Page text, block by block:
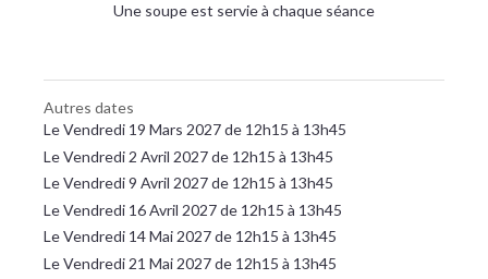
Une soupe est servie à chaque séance
Autres dates
Le Vendredi 19 Mars 2027 de 12h15 à 13h45
Le Vendredi 2 Avril 2027 de 12h15 à 13h45
Le Vendredi 9 Avril 2027 de 12h15 à 13h45
Le Vendredi 16 Avril 2027 de 12h15 à 13h45
Le Vendredi 14 Mai 2027 de 12h15 à 13h45
Le Vendredi 21 Mai 2027 de 12h15 à 13h45